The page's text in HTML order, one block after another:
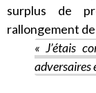
surplus de
rallongement
« J’étais
adversaires